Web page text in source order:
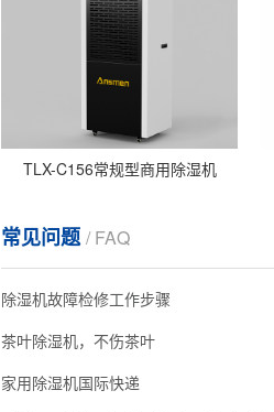
TLX-C156常规型商用除湿机
常见问题/ FAQ
除湿机故障检修工作步骤
茶叶除湿机，不伤茶叶
家用除湿机国际快递